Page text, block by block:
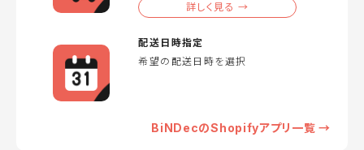
詳しく見る →
配送日時指定
希望の配送日時を選択
BiNDecのShopifyアプリ一覧 →